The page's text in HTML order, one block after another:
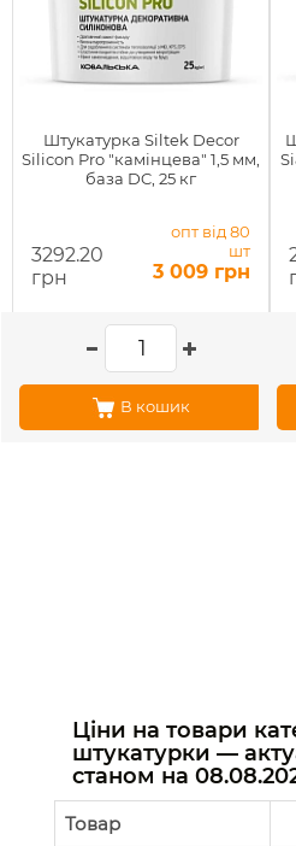
Штукатурка Siltek Decor
Silicon Pro "камінцева" 1,5 мм,
база DC, 25 кг
3292.20
грн
опт від 80
шт
3 009 грн
В кошик
Ціни на товари
штукатурки —
станом на
Товар